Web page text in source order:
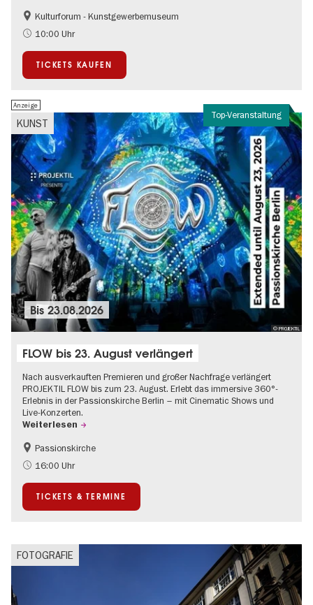
Mode und Design
Kulturforum - Kunstgewerbemuseum
10:00 Uhr
TICKETS KAUFEN
Top-Veranstaltung
KUNST
Anzeige
© PROJEKTIL
Bis23.08.2026
FLOW bis 23. August verlängert
Nach ausverkauften Premieren und großer Nachfrage verlängert
PROJEKTIL FLOW bis zum 23. August. Erlebt das immersive 360°-
Erlebnis in der Passionskirche Berlin – mit Cinematic Shows und
Live-Konzerten.
Weiterlesen
Barrierefrei
Kultursommer
Passionskirche
16:00 Uhr
TICKETS & TERMINE
FOTOGRAFIE